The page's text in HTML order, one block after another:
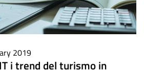
2019
i trend del turismo in